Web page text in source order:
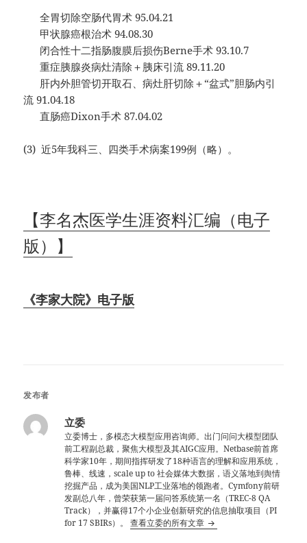
全胃切除空肠代胃术 95.04.21
甲状腺癌根治术 94.08.30
闭合性十二指肠腹膜后损伤Berne手术 93.10.7
重症胰腺炎病灶清除＋胰床引流 89.11.20
肝内外胆管切开取石、病灶肝切除＋“盆式”胆肠内引
流 91.04.18
直肠癌Dixon手术 87.04.02
(3) 近5年我科三、四类手术病案199例（略）。
【李名杰医学生涯资料汇编（电子
版）】
《李家大院》电子版
发布者
立委
立委博士，多模态大模型应用咨询师。出门问问大模型团队
前工程副总裁，聚焦大模型及其AIGC应用。Netbase前首席
科学家10年，期间指挥研发了18种语言的理解和应用系统，
鲁棒、线速，scale up to 社会媒体大数据，语义落地到舆情
挖掘产品，成为美国NLP工业落地的领跑者。Cymfony前研
发副总八年，曾荣获第一届问答系统第一名（TREC-8 QA
Track），并赢得17个小企业创新研究的信息抽取项目（PI
for 17 SBIRs）。查看立委的所有文章